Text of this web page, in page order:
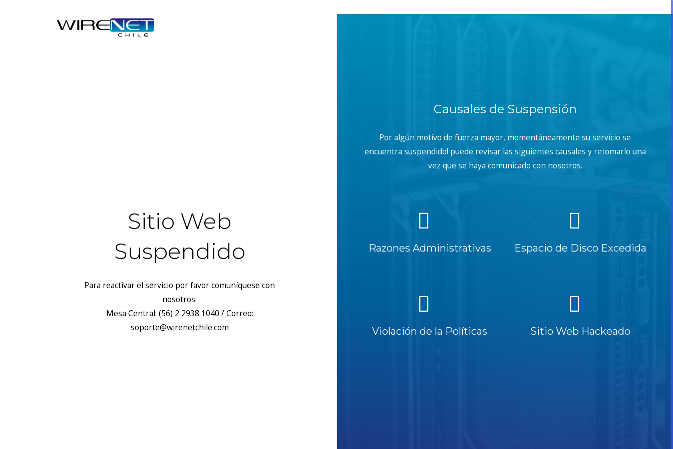
Sitio Web
Suspendido
Para reactivar el servicio por favor comuníquese con
nosotros.
Mesa Central: (56) 2 2938 1040 / Correo:
soporte@wirenetchile.com
Causales de Suspensión
Por algún motivo de fuerza mayor, momentáneamente su servicio se
encuentra suspendido! puede revisar las siguientes causales y retomarlo una
vez que se haya comunicado con nosotros.
Razones Administrativas Espacio de Disco Excedida
Violación de la Políticas Sitio Web Hackeado